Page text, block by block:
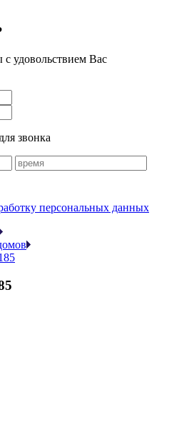
удовольствием Вас
звонка
персональных данных